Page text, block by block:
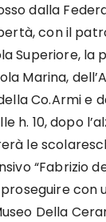
dalla
con il
Superiore, la
Marina,
Co.Armi e
h. 10, dopo
le
“Fabrizio
con
Della